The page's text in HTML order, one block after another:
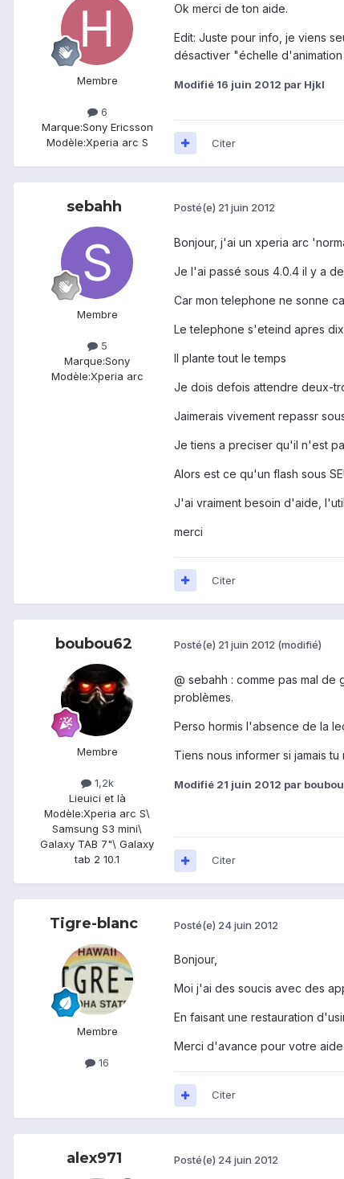
Membre
6
Marque:Sony Ericsson
Modèle:Xperia arc S
Ok merci de ton aide.
Edit: Juste pour info, je viens
désactiver "échelle d'animation
Modifié 16 juin 2012 par Hjkl
Citer
sebahh
Membre
5
Marque:Sony
Modèle:Xperia arc
Posté(e) 21 juin 2012
Bonjour, j'ai un xperia arc
Je l'ai passé sous 4.0.4 il y a
Car mon telephone ne sonne
Le telephone s'eteind apres
Il plante tout le temps
Je dois defois attendre deux-
Jaimerais vivement repassr
Je tiens a preciser qu'il n'est
Alors est ce qu'un flash sous
J'ai vraiment besoin d'aide,
merci
Citer
boubou62
Membre
1,2k
Lieuici et là
Modèle:Xperia arc S\
Samsung S3 mini\
Galaxy TAB 7"\ Galaxy
tab 2 10.1
Posté(e) 21 juin 2012 (modifié)
@ sebahh : comme pas mal
problèmes.
Perso hormis l'absence de la
Tiens nous informer si jamais
Modifié 21 juin 2012 par
Citer
Tigre-blanc
Membre
16
Posté(e) 24 juin 2012
Bonjour,
Moi j'ai des soucis avec des
En faisant une restauration
Merci d'avance pour votre aide
Citer
alex971 Posté(e) 24 juin 2012